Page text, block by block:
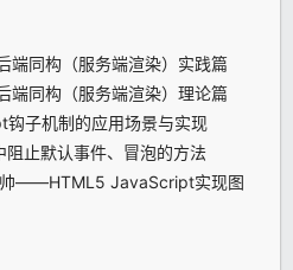
端同构（服务端渲染）实践篇
端同构（服务端渲染）理论篇
子机制的应用场景与实现
止默认事件、冒泡的方法
帅——HTML5 JavaScript实现图